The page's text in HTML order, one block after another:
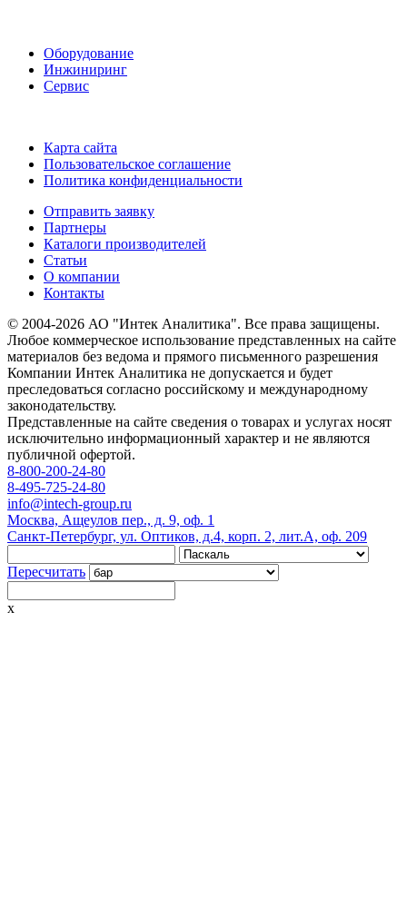
Оборудование
Инжиниринг
Сервис
Карта сайта
Пользовательское соглашение
Политика конфиденциальности
Отправить заявку
Партнеры
Каталоги производителей
Статьи
О компании
Контакты
© 2004-2026 АО "Интек Аналитика". Все права защищены.
Любое коммерческое использование представленных на сайте
материалов без ведома и прямого письменного разрешения
Компании Интек Аналитика не допускается и будет
преследоваться согласно российскому и международному
законодательству.
Представленные на сайте сведения о товарах и услугах носят
исключительно информационный характер и не являются
публичной офертой.
8-800-200-24-80
8-495-725-24-80
info@intech-group.ru
Москва, Ащеулов пер., д. 9, оф. 1
Санкт-Петербург, ул. Оптиков, д.4, корп. 2, лит.А, оф. 209
Пересчитать
x